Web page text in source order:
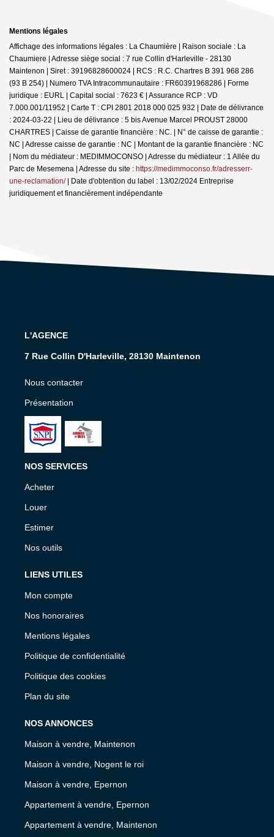
Mentions légales
Affichage des informations légales : La Chaumière | Raison sociale : La
Chaumiere | Adresse siège social : 7 rue Collin d'Harleville - 28130
Maintenon | Siret : 39196828600024 | RCS : R.C. Chartres B 391 968 286
(93 B 254) | Numero TVA Intracommunautaire : FR60391968286 | Forme
juridique : EURL | Capital social : 7623 € | Assurance RCP : VD
7.000.001/11952 | Carte T : CPI 2801 2018 000 025 932 | Date de délivrance
: 2024-03-22 | Lieu de délivrance : 5 bis Avenue Marcel PROUST 28000
CHARTRES | Caisse de garantie financière : NC. | N° de caisse de garantie :
NC | Adresse caisse de garantie : NC | Montant de la garantie financière : NC
| Nom du médiateur : MEDIMMOCONSO | Adresse du médiateur : 1 Allée du
Parc de Mesemena | Adresse du site : https://medimmoconso.fr/adresserr-
une-reclamation/| Date d'obtention du label : 13/02/2024 Entreprise
juridiquement et financièrement indépendante
L'AGENCE
7 Rue Collin D'Harleville, 28130 Maintenon
Nous contacter
Présentation
NOS SERVICES
Acheter
Louer
Estimer
Nos outils
LIENS UTILES
Mon compte
Nos honoraires
Mentions légales
Politique de confidentialité
Politique des cookies
Plan du site
NOS ANNONCES
Maison à vendre, Maintenon
Maison à vendre, Nogent le roi
Maison à vendre, Epernon
Appartement à vendre, Epernon
Appartement à vendre, Maintenon